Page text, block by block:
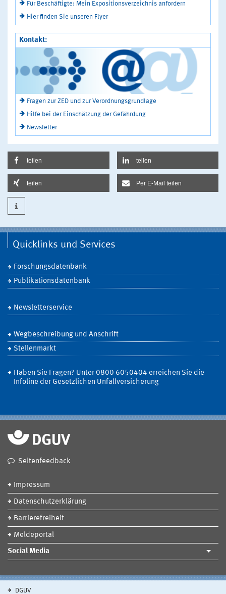
Für Beschäftigte: Mein Expositionsverzeichnis anfordern
Hier finden Sie unseren Flyer
Kontakt:
Fragen zur ZED und zur Verordnungsgrundlage
Hilfe bei der Einschätzung der Gefährdung
Newsletter
teilen teilen
teilen Per E-Mail teilen
Quicklinks und Services
Forschungsdatenbank
Publikationsdatenbank
Newsletterservice
Wegbeschreibung und Anschrift
Stellenmarkt
Haben Sie Fragen? Unter 0800 6050404 erreichen Sie die
Infoline der Gesetzlichen Unfallversicherung
Seitenfeedback
Impressum
Datenschutzerklärung
Barrierefreiheit
Meldeportal
Social Media
DGUV